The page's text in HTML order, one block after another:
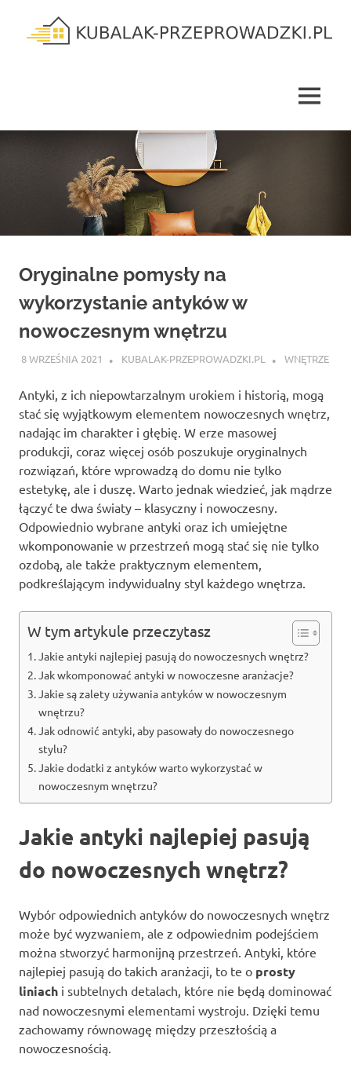
content
MENU
Oryginalne pomysły na
wykorzystanie antyków w
nowoczesnym wnętrzu
8 WRZEŚNIA 2021 KUBALAK-PRZEPROWADZKI.PL WNĘTRZE
Antyki, z ich niepowtarzalnym urokiem i historią, mogą
stać się wyjątkowym elementem nowoczesnych wnętrz,
nadając im charakter i głębię. W erze masowej
produkcji, coraz więcej osób poszukuje oryginalnych
rozwiązań, które wprowadzą do domu nie tylko
estetykę, ale i duszę. Warto jednak wiedzieć, jak mądrze
łączyć te dwa światy – klasyczny i nowoczesny.
Odpowiednio wybrane antyki oraz ich umiejętne
wkomponowanie w przestrzeń mogą stać się nie tylko
ozdobą, ale także praktycznym elementem,
podkreślającym indywidualny styl każdego wnętrza.
W tym artykule przeczytasz
Jakie antyki najlepiej pasują do nowoczesnych wnętrz?
Jak wkomponować antyki w nowoczesne aranżacje?
Jakie są zalety używania antyków w nowoczesnym
wnętrzu?
Jak odnowić antyki, aby pasowały do nowoczesnego
stylu?
Jakie dodatki z antyków warto wykorzystać w
nowoczesnym wnętrzu?
Jakie antyki najlepiej pasują
do nowoczesnych wnętrz?
Wybór odpowiednich antyków do nowoczesnych wnętrz
może być wyzwaniem, ale z odpowiednim podejściem
można stworzyć harmonijną przestrzeń. Antyki, które
najlepiej pasują do takich aranżacji, to te o prosty
liniach i subtelnych detalach, które nie będą dominować
nad nowoczesnymi elementami wystroju. Dzięki temu
zachowamy równowagę między przeszłością a
nowoczesnością.